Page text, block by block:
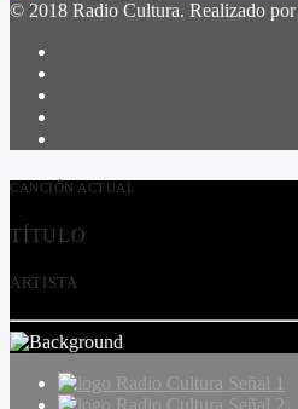
© 2018 Radio Cultura. Realizado por
CANCIÓN ACTUAL
TÍTULO
ARTISTA
Radio Cultura Señal 1